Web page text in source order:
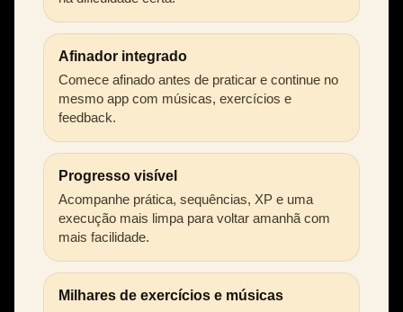
Afinador integrado
Comece afinado antes de praticar e continue no
mesmo app com músicas, exercícios e
feedback.
Progresso visível
Acompanhe prática, sequências, XP e uma
execução mais limpa para voltar amanhã com
mais facilidade.
Milhares de exercícios e músicas